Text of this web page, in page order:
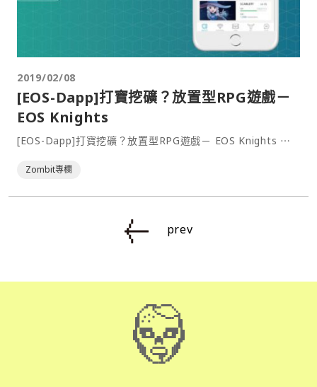
2019/02/08
[EOS-Dapp]打寶挖礦？放置型RPG遊戲－
EOS Knights
[EOS-Dapp]打寶挖礦？放置型RPG遊戲－ EOS Knights ⋯
Zombit專欄
prev